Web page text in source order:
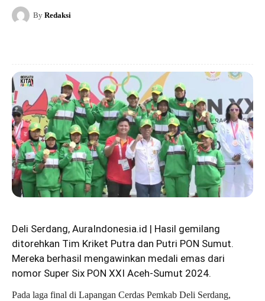
By Redaksi
Deli Serdang, AuraIndonesia.id | Hasil gemilang
ditorehkan Tim Kriket Putra dan Putri PON Sumut.
Mereka berhasil mengawinkan medali emas dari
nomor Super Six PON XXI Aceh-Sumut 2024.
Pada laga final di Lapangan Cerdas Pemkab Deli Serdang,